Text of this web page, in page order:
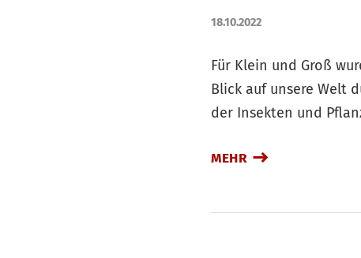
18.10.2022
Für Klein und Groß
Blick auf unsere Welt
der Insekten und
MEHR